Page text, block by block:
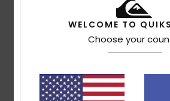
Je recommande ce produit
WELCOME TO
Choose your